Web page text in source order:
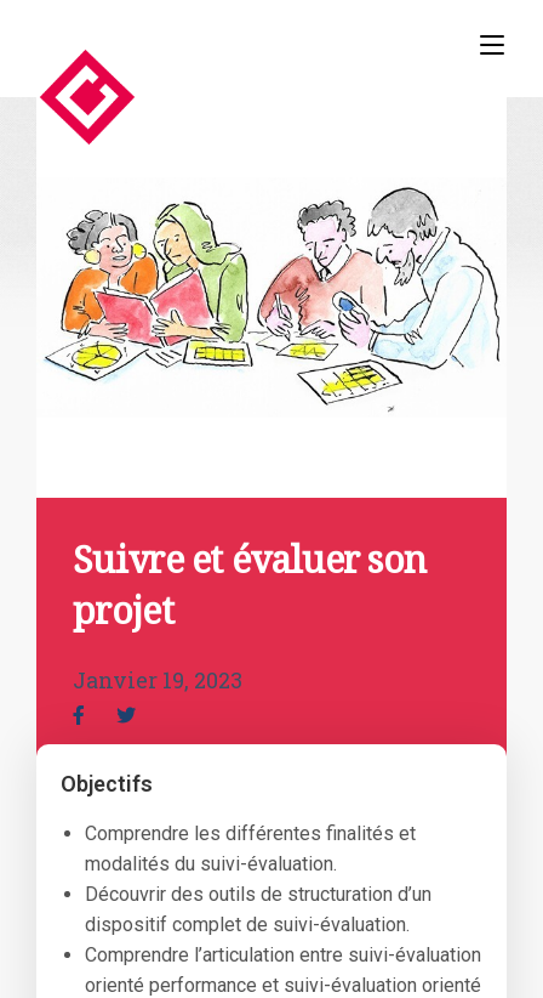
Suivre et évaluer son
projet
Janvier 19, 2023
Objectifs
Comprendre les différentes finalités et
modalités du suivi-évaluation.
Découvrir des outils de structuration d’un
dispositif complet de suivi-évaluation.
Comprendre l’articulation entre suivi-évaluation
orienté performance et suivi-évaluation orienté